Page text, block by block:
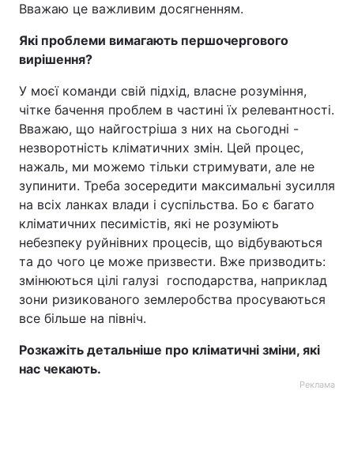
Тема оформлення
Вважаю це важливим досягненням.
Які проблеми вимагають першочергового
вирішення?
У моєї команди свій підхід, власне розуміння,
чітке бачення проблем в частині їх релевантності.
Вважаю, що найгостріша з них на сьогодні -
незворотність кліматичних змін. Цей процес,
нажаль, ми можемо тільки стримувати, але не
зупинити. Треба зосередити максимальні зусилля
на всіх ланках влади і суспільства. Бо є багато
кліматичних песимістів, які не розуміють
небезпеку руйнівних процесів, що відбуваються
та до чого це може призвести. Вже призводить:
змінюються цілі галузі господарства, наприклад
зони ризикованого землеробства просуваються
все більше на північ.
Розкажіть детальніше про кліматичні зміни, які
нас чекають.
Реклама